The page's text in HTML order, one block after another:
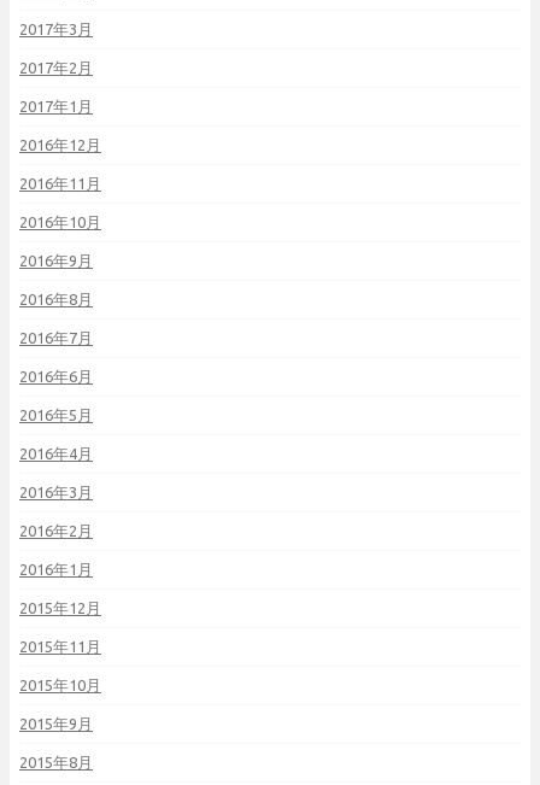
2017年3月
2017年2月
2017年1月
2016年12月
2016年11月
2016年10月
2016年9月
2016年8月
2016年7月
2016年6月
2016年5月
2016年4月
2016年3月
2016年2月
2016年1月
2015年12月
2015年11月
2015年10月
2015年9月
2015年8月